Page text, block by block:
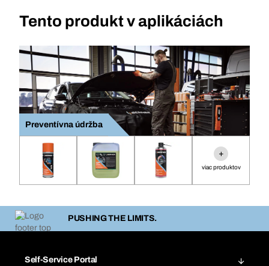
Tento produkt v aplikáciách
Preventívna údržba
+
viac produktov
PUSHING THE LIMITS.
Self-Service Portal